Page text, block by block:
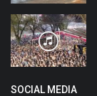
SOCIAL MEDIA